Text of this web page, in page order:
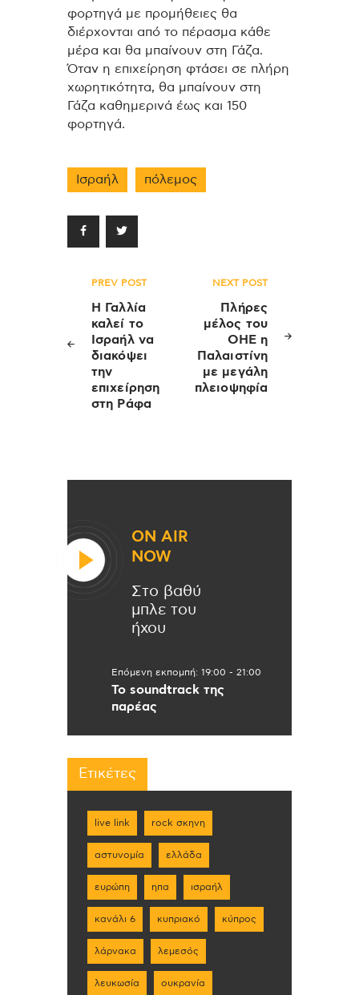
φορτηγά με προμήθειες θα
διέρχονται από το πέρασμα κάθε
μέρα και θα μπαίνουν στη Γάζα.
Όταν η επιχείρηση φτάσει σε πλήρη
χωρητικότητα, θα μπαίνουν στη
Γάζα καθημερινά έως και 150
φορτηγά.
Ισραήλ πόλεμος
Πλοήγηση
άρθρων
PREV POST
Η Γαλλία
καλεί το
Ισραήλ να
διακόψει
την
επιχείρηση
στη Ράφα
NEXT POST
Πλήρες
μέλος του
ΟΗΕ η
Παλαιστίνη
με μεγάλη
πλειοψηφία
ON AIR
NOW
Στο βαθύ
μπλε του
ήχου
Επόμενη εκπομπή: 19:00 - 21:00
Το soundtrack της
παρέας
Ετικέτες
live link rock σκηνη
αστυνομία ελλάδα
ευρώπη ηπα ισραήλ
κανάλι 6 κυπριακό κύπρος
λάρνακα λεμεσός
λευκωσία ουκρανία